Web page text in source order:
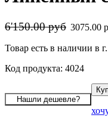
6'150.00 руб 3075.00
Товар есть в наличии в
Код продукта: 4024